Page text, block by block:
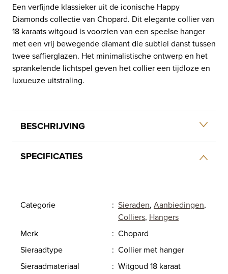
Een verfijnde klassieker uit de iconische Happy
Diamonds collectie van Chopard. Dit elegante collier van
18 karaats witgoud is voorzien van een speelse hanger
met een vrij bewegende diamant die subtiel danst tussen
twee saffierglazen. Het minimalistische ontwerp en het
sprankelende lichtspel geven het collier een tijdloze en
luxueuze uitstraling.
BESCHRIJVING
SPECIFICATIES
Categorie : Sieraden, Aanbiedingen,
Colliers, Hangers
Merk
: Chopard
Sieraadtype
: Collier met hanger
Sieraadmateriaal
: Witgoud 18 karaat